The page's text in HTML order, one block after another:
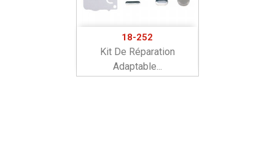
18-252
Kit De Réparation
Adaptable...